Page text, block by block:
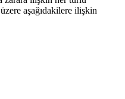
aşağıdakilere ilişkin